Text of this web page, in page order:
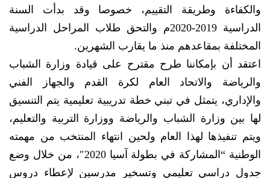
والكفاءة وطريقة التقييم، خصوصا وقد بدأت السنة
الدراسية 2019-2020م والتحق طلاب المراحل الدراسية
المختلفة بمقاعدهم منذ ما يقارب الشهرين.
اعتقد أن بإمكاننا طرح مقترح على قيادة وزارة الشباب
والرياضة والاتحاد العام لكرة القدم والجهاز الفني
والإداري، يتمثل في تبني خطة تدريبية تعليمية يتم التنسيق
لها بين وزارة الشباب والرياضة ووزارة التربية والتعليم،
ويتم تنفيذها لهذا العام ولحين انتهاء المنتخب من مهمته
الوطنية “المشاركة في بطولة آسيا 2020″، من خلال وضع
جدول دراسي تعليمي وتسخير مدرسين لإعطاء دروس